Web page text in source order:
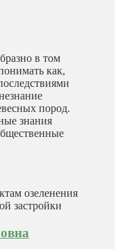
в том
как,
пород.
знания
озеленения
застройки